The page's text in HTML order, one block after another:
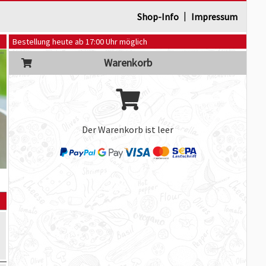
Shop-Info | Impressum
Bestellung heute ab 17:00 Uhr möglich
Warenkorb
Der Warenkorb ist leer